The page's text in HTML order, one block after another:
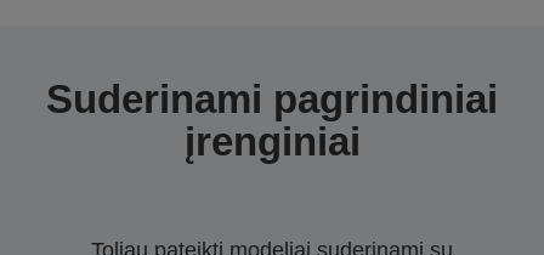
Suderinami pagrindiniai
įrenginiai
Toliau pateikti modeliai suderinami su